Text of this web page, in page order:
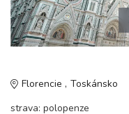
Florencie
Toskánsko
strava: polopenze